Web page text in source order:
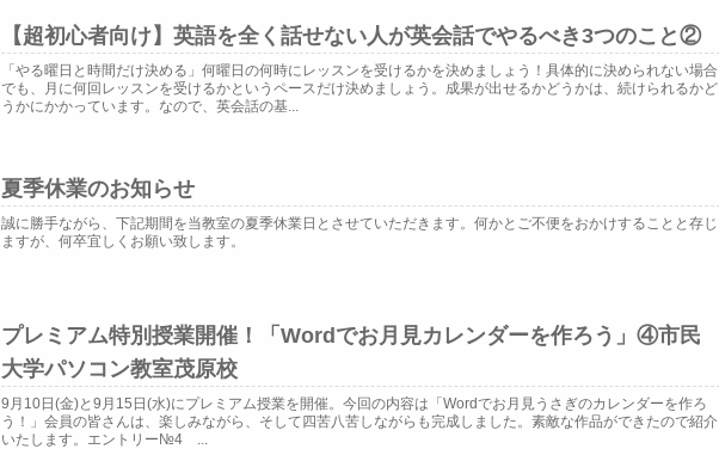
【超初心者向け】英語を全く話せない人が英会話でやるべき3つのこと②
「やる曜日と時間だけ決める」何曜日の何時にレッスンを受けるかを決めましょう！具体的に決められない場合
でも、月に何回レッスンを受けるかというペースだけ決めましょう。成果が出せるかどうかは、続けられるかど
うかにかかっています。なので、英会話の基...
夏季休業のお知らせ
誠に勝手ながら、下記期間を当教室の夏季休業日とさせていただきます。何かとご不便をおかけすることと存じ
ますが、何卒宜しくお願い致します。
プレミアム特別授業開催！「Wordでお月見カレンダーを作ろう」④市民
大学パソコン教室茂原校
9月10日(金)と9月15日(水)にプレミアム授業を開催。今回の内容は「Wordでお月見うさぎのカレンダーを作ろ
う！」会員の皆さんは、楽しみながら、そして四苦八苦しながらも完成しました。素敵な作品ができたので紹介
いたします。エントリー№4 ...